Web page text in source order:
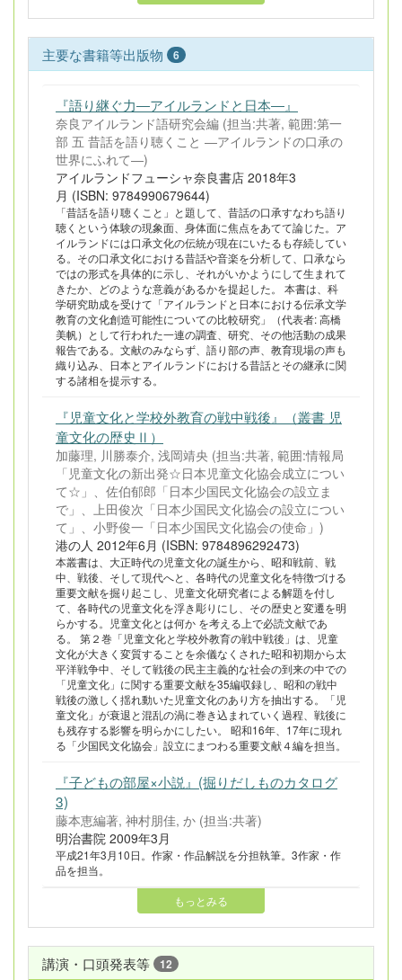
主要な書籍等出版物 6
『語り継ぐ力―アイルランドと日本―』
奈良アイルランド語研究会編 (担当:共著, 範囲:第一
部 五 昔話を語り聴くこと ―アイルランドの口承の
世界にふれて―)
アイルランドフューシャ奈良書店 2018年3
月 (ISBN: 9784990679644)
「昔話を語り聴くこと」と題して、昔話の口承すなわち語り
聴くという体験の現象面、身体面に焦点をあてて論じた。ア
イルランドには口承文化の伝統が現在にいたるも存続してい
る。その口承文化における昔話や音楽を分析して、口承なら
ではの形式を具体的に示し、それがいかようにして生まれて
きたか、どのような意義があるかを提起した。 本書は、科
学研究助成を受けて「アイルランドと日本における伝承文学
教育の文化創造可能性についての比較研究」（代表者: 高橋
美帆）として行われた一連の調査、研究、その他活動の成果
報告である。文献のみならず、語り部の声、教育現場の声も
織り込み、日本とアイルランドにおける昔話とその継承に関
する諸相を提示する。
『児童文化と学校外教育の戦中戦後』（叢書 児
童文化の歴史Ⅱ）
加藤理, 川勝泰介, 浅岡靖央 (担当:共著, 範囲:情報局
「児童文化の新出発☆日本児童文化協会成立につい
て☆」、佐伯郁郎「日本少国民文化協会の設立ま
で」、上田俊次「日本少国民文化協会の設立につい
て」、小野俊一「日本少国民文化協会の使命」)
港の人 2012年6月 (ISBN: 9784896292473)
本叢書は、大正時代の児童文化の誕生から、昭和戦前、戦
中、戦後、そして現代へと、各時代の児童文化を特徴づける
重要文献を掘り起こし、児童文化研究者による解題を付し
て、各時代の児童文化を浮き彫りにし、その歴史と変遷を明
らかする。児童文化とは何か を考える上で必読文献であ
る。 第２巻「児童文化と学校外教育の戦中戦後」は、児童
文化が大きく変質することを余儀なくされた昭和初期から太
平洋戦争中、そして戦後の民主主義的な社会の到来の中での
「児童文化」に関する重要文献を35編収録し、昭和の戦中
戦後の激しく揺れ動いた児童文化のあり方を抽出する。「児
童文化」が衰退と混乱の渦に巻き込まれていく過程、戦後に
も残存する影響を明らかにしたい。 昭和16年、17年に現れ
る「少国民文化協会」設立にまつわる重要文献４編を担当。
『子どもの部屋×小説』(掘りだしものカタログ
3)
藤本恵編著, 神村朋佳, か (担当:共著)
明治書院 2009年3月
平成21年3月10日。作家・作品解説を分担執筆。3作家・作
品を担当。
もっとみる
講演・口頭発表等 12